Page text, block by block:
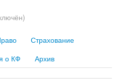
Страхование
о КФ Архив